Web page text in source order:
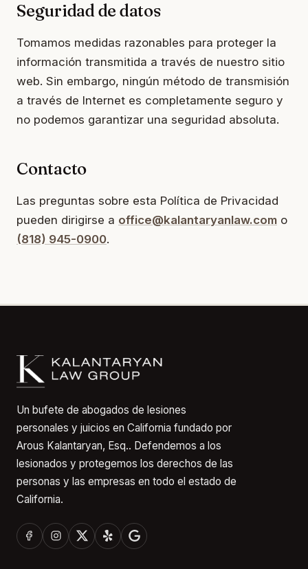
Seguridad de datos
Tomamos medidas razonables para proteger la
información transmitida a través de nuestro sitio
web. Sin embargo, ningún método de transmisión
a través de Internet es completamente seguro y
no podemos garantizar una seguridad absoluta.
Contacto
Las preguntas sobre esta Política de Privacidad
pueden dirigirse a office@kalantaryanlaw.com o
(818) 945-0900.
Un bufete de abogados de lesiones
personales y juicios en California fundado por
Arous Kalantaryan, Esq.. Defendemos a los
lesionados y protegemos los derechos de las
personas y las empresas en todo el estado de
California.